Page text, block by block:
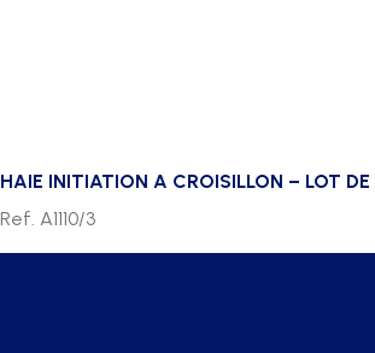
HAIE INITIATION A CROISILLON – LOT DE
Ref. A1110/3